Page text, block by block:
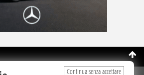
Continua senza accettare